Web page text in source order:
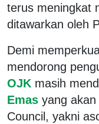
terus meningkat
ditawarkan oleh
Demi
mendorong
OJK masih
Emas yang
Council, yakni